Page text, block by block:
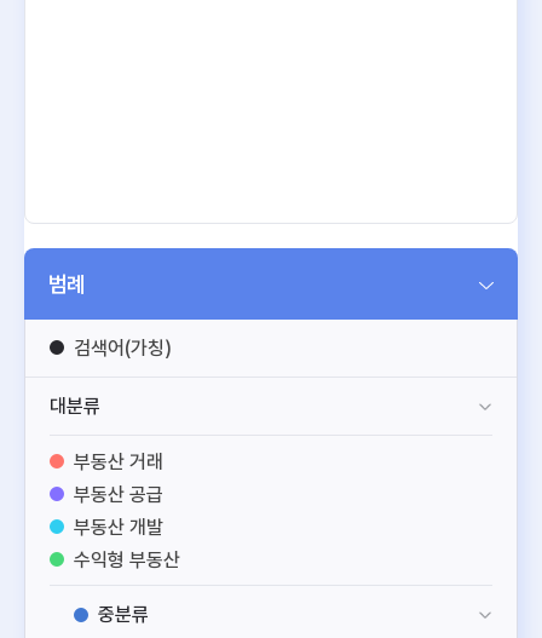
범례
검색어(가칭)
대분류
부동산 거래
부동산 공급
부동산 개발
수익형 부동산
부동산 일반
중분류